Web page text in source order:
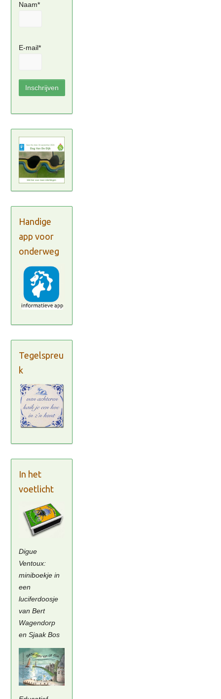
Naam*
E-mail*
Handige
app voor
onderweg
Tegelspreu
k
In het
voetlicht
Digue
Ventoux:
miniboekje in
een
luciferdoosje
van Bert
Wagendorp
en Sjaak Bos